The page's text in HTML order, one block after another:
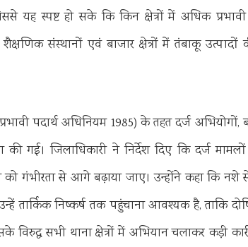
यह स्पष्ट हो सके कि किन क्षेत्रों में अधिक प्रभावी
संस्थानों एवं बाजार क्षेत्रों में तंबाकू उत्पादों
पदार्थ अधिनियम 1985) के तहत दर्ज अभियोगों,
की गई। जिलाधिकारी ने निर्देश दिए कि दर्ज
को गंभीरता से आगे बढ़ाया जाए। उन्होंने कहा कि
तार्किक निष्कर्ष तक पहुंचाना आवश्यक है, ताकि
विरुद्ध सभी थाना क्षेत्रों में अभियान चलाकर कड़ी